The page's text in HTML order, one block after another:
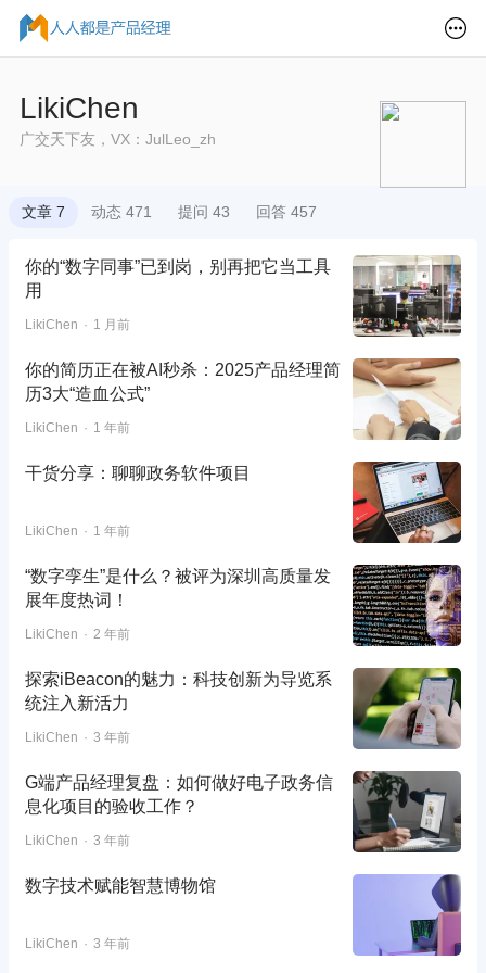
LikiChen
广交天下友，VX：JulLeo_zh
文章 7 动态 471 提问 43 回答 457
你的“数字同事”已到岗，别再把它当工具
用
LikiChen 1 月前
你的简历正在被AI秒杀：2025产品经理简
历3大“造血公式”
LikiChen 1 年前
干货分享：聊聊政务软件项目
LikiChen 1 年前
“数字孪生”是什么？被评为深圳高质量发
展年度热词！
LikiChen 2 年前
探索iBeacon的魅力：科技创新为导览系
统注入新活力
LikiChen 3 年前
G端产品经理复盘：如何做好电子政务信
息化项目的验收工作？
LikiChen 3 年前
数字技术赋能智慧博物馆
LikiChen 3 年前